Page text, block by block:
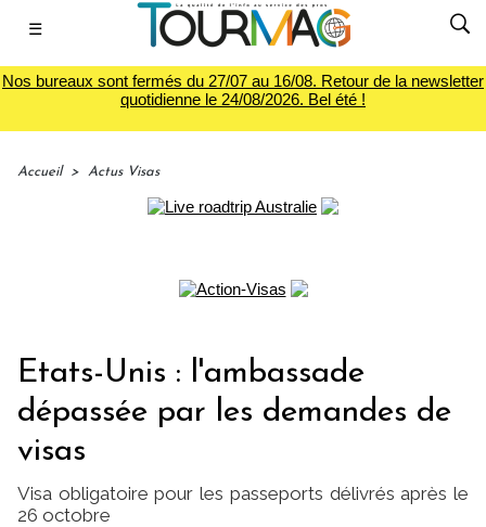
☰
Nos bureaux sont fermés du 27/07 au 16/08. Retour de la newsletter
quotidienne le 24/08/2026. Bel été !
Accueil > Actus Visas
Etats-Unis : l'ambassade
dépassée par les demandes de
visas
Visa obligatoire pour les passeports délivrés après le
26 octobre